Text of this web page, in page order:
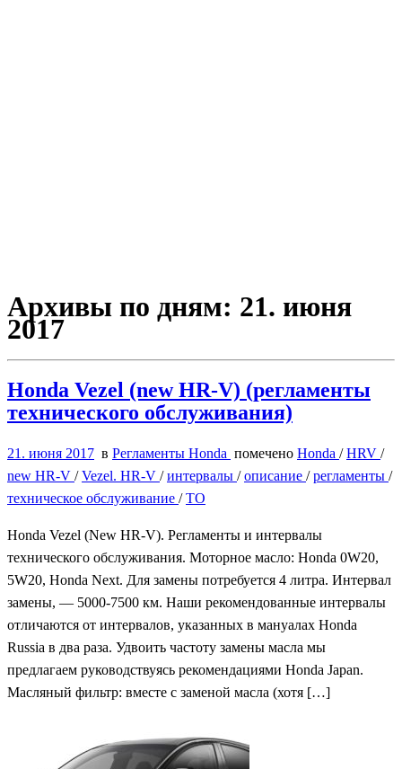
Архивы по дням: 21. июня
2017
Honda Vezel (new HR-V) (регламенты
технического обслуживания)
21. июня 2017 в Регламенты Honda помечено Honda /HRV /
new HR-V /Vezel. HR-V /интервалы /описание /регламенты /
техническое обслуживание /ТО
Honda Vezel (New HR-V). Регламенты и интервалы
технического обслуживания. Моторное масло: Honda 0W20,
5W20, Honda Next. Для замены потребуется 4 литра. Интервал
замены, — 5000-7500 км. Наши рекомендованные интервалы
отличаются от интервалов, указанных в мануалах Honda
Russia в два раза. Удвоить частоту замены масла мы
предлагаем руководствуясь рекомендациями Honda Japan.
Масляный фильтр: вместе с заменой масла (хотя […]